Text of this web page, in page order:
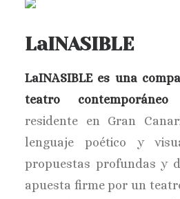
LaINASIBLE
LaINASIBLE es una
teatro
residente en Gran
lenguaje poético y
propuestas profundas y
apuesta firme por un